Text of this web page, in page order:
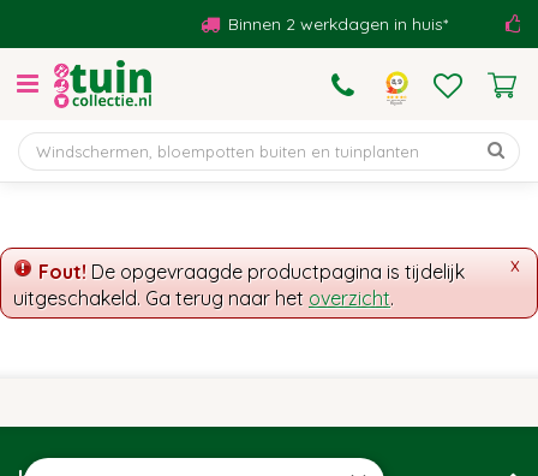
t
n
Binnen 2 werkdagen in huis*
x
Fout! De opgevraagde productpagina is tijdelijk
uitgeschakeld. Ga terug naar het overzicht.